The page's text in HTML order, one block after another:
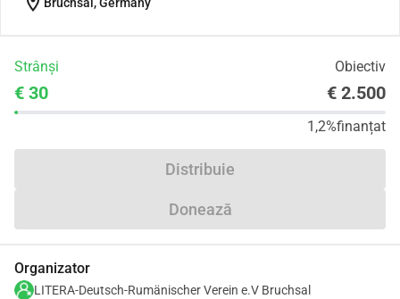
Strânși Obiectiv
€ 30 € 2.500
1,2%finanțat
Distribuie
Donează
Organizator
LITERA-Deutsch-Rumänischer Verein e.V Bruchsal